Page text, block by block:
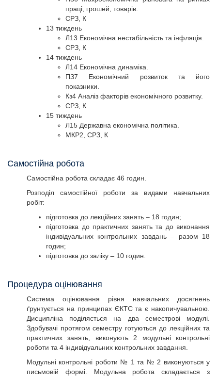
праці, грошей, товарів.
СРЗ, К
13 тиждень
Л13 Економічна нестабільність та інфляція.
СРЗ, К
14 тиждень
Л14 Економічна динаміка.
ПЗ7 Економічний розвиток та його
показники.
Кз4 Аналіз факторів економічного розвитку.
СРЗ, К
15 тиждень
Л15 Державна економічна політика.
МКР2, СРЗ, К
Самостійна робота
Самостійна робота складає 46 годин.
Розподіл самостійної роботи за видами навчальних
робіт:
підготовка до лекційних занять – 18 годин;
підготовка до практичних занять та до виконання
індивідуальних контрольних завдань – разом 18
годин;
підготовка до заліку – 10 годин.
Процедура оцінювання
Система оцінювання рівня навчальних досягнень
ґрунтується на принципах ЄКТС та є накопичувальною.
Дисципліна поділяється на два семестрові модулі.
Здобувачі протягом семестру готуються до лекційних та
практичних занять, виконують 2 модульні контрольні
роботи та 4 індивідуальних контрольних завдання.
Модульні контрольні роботи № 1 та № 2 виконуються у
письмовій формі. Модульна робота складається з